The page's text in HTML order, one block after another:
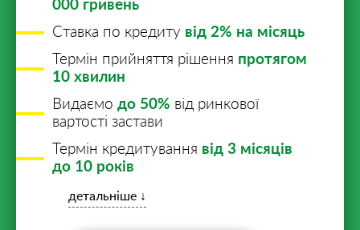
000 гривень
Ставка по кредиту від 2% на місяць
Термін прийняття рішення протягом
10 хвилин
Видаємо до 50% від ринкової
вартості застави
Термін кредитування від 3 місяців
до 10 років
детальніше ↓